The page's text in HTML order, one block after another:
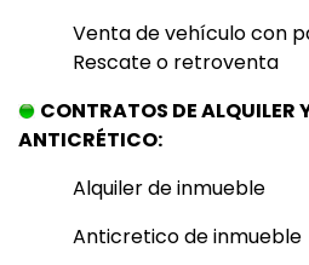
Venta de vehículo con
Rescate o retroventa
CONTRATOS DE ALQUILER
ANTICRÉTICO:
Alquiler de inmueble
Anticretico de inmueble